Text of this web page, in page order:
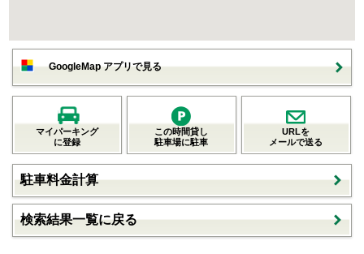
GoogleMap アプリで見る
マイパーキング
に登録
この時間貸し
駐車場に駐車
URLを
メールで送る
駐車料金計算
検索結果一覧に戻る